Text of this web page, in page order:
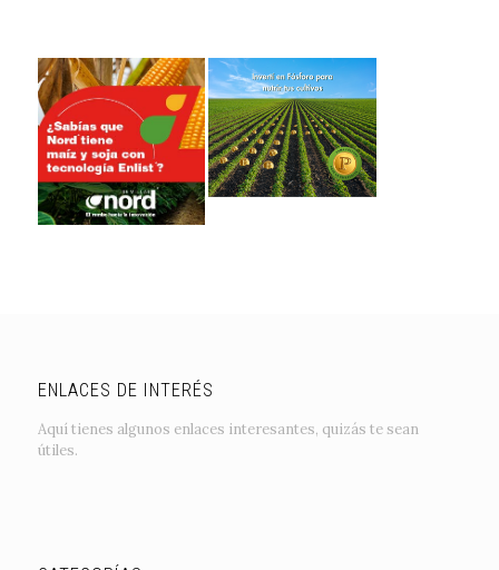
ENLACES DE INTERÉS
Aquí tienes algunos enlaces interesantes, quizás te sean
útiles.